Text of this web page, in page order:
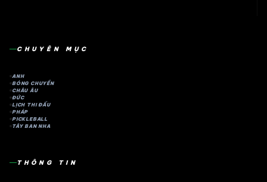
CHUYÊN MỤC
ANH
BÓNG CHUYỀN
CHÂU ÂU
ĐỨC
LỊCH THI ĐẤU
PHÁP
PICKLEBALL
TÂY BAN NHA
THÔNG TIN